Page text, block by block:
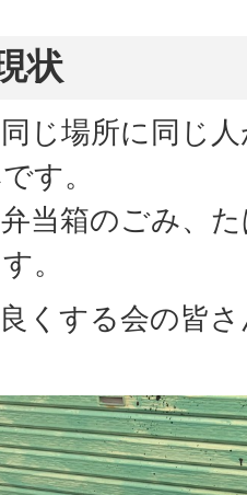
状
じ場所に同じ
す。
当箱のごみ、
。
くする会の皆